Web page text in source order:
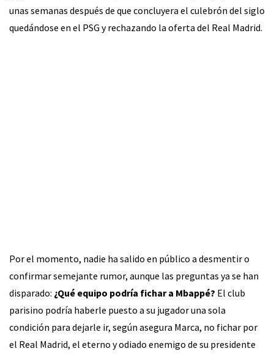
unas semanas después de que concluyera el culebrón del siglo
quedándose en el PSG y rechazando la oferta del Real Madrid.
Por el momento, nadie ha salido en público a desmentir o
confirmar semejante rumor, aunque las preguntas ya se han
disparado: ¿Qué equipo podría fichar a Mbappé? El club
parisino podría haberle puesto a su jugador una sola
condición para dejarle ir, según asegura Marca, no fichar por
el Real Madrid, el eterno y odiado enemigo de su presidente